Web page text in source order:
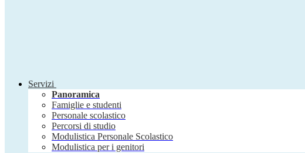
Servizi
Panoramica
Famiglie e studenti
Personale scolastico
Percorsi di studio
Modulistica Personale Scolastico
Modulistica per i genitori